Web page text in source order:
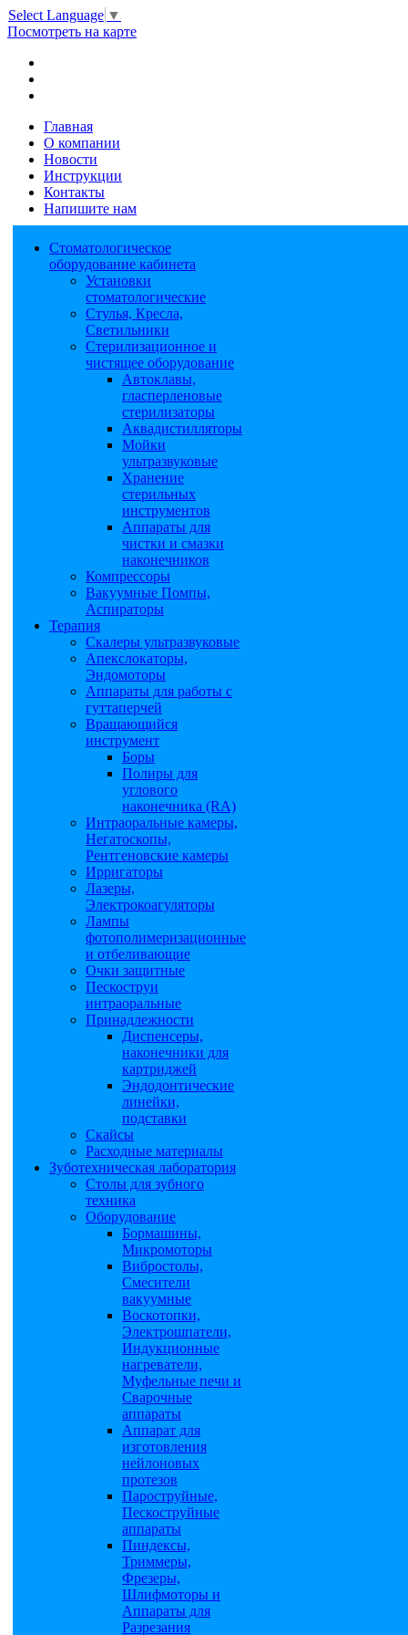
Select Language ▼
Посмотреть на карте
Главная
О компании
Новости
Инструкции
Контакты
Напишите нам
Стоматологическое
оборудование кабинета
Установки
стоматологические
Стулья, Кресла,
Светильники
Стерилизационное и
чистящее оборудование
Автоклавы,
гласперленовые
стерилизаторы
Аквадистилляторы
Мойки
ультразвуковые
Хранение
стерильных
инструментов
Аппараты для
чистки и смазки
наконечников
Компрессоры
Вакуумные Помпы,
Аспираторы
Терапия
Скалеры ультразвуковые
Апекслокаторы,
Эндомоторы
Аппараты для работы с
гуттаперчей
Вращающийся
инструмент
Боры
Полиры для
углового
наконечника (RA)
Интраоральные камеры,
Негатоскопы,
Рентгеновские камеры
Ирригаторы
Лазеры,
Электрокоагуляторы
Лампы
фотополимеризационные
и отбеливающие
Очки защитные
Пескоструи
интраоральные
Принадлежности
Диспенсеры,
наконечники для
картриджей
Эндодонтические
линейки,
подставки
Скайсы
Расходные материалы
Зуботехническая лаборатория
Столы для зубного
техника
Оборудование
Бормашины,
Микромоторы
Вибростолы,
Смесители
вакуумные
Воскотопки,
Электрошпатели,
Индукционные
нагреватели,
Муфельные печи и
Сварочные
аппараты
Аппарат для
изготовления
нейлоновых
протезов
Пароструйные,
Пескоструйные
аппараты
Пиндексы,
Триммеры,
Фрезеры,
Шлифмоторы и
Аппараты для
Разрезания